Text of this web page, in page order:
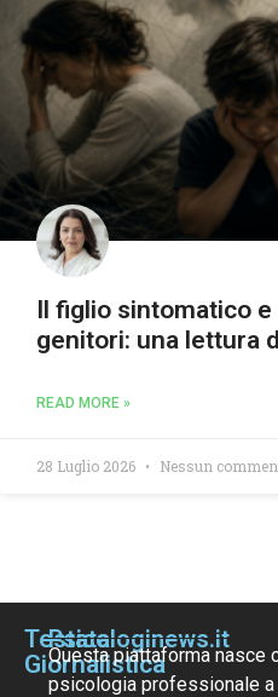
Il figlio sintomatico e
genitori: una lettura
READ MORE »
28 Luglio 2026 Nessun
Testata
Giornalistica
Psicologinews.it
Questa piattaforma nasce
psicologia professionale